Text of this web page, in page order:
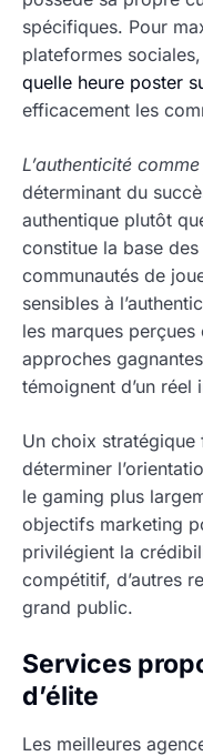
spécifiques. Pour
plateformes
quelle heure poster
efficacement les
L’authenticité
déterminant du
authentique plutôt
constitue la base
communautés de
sensibles à
les marques
approches
témoignent d’un
Un choix stratégique
déterminer
le gaming plus
objectifs marketing
privilégient la
compétitif, d’autres
grand public.
Services
d’élite
Les meilleures